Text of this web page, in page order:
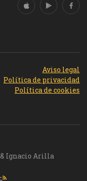
Aviso legal
Política de privacidad
Política de cookies
& Ignacio Arilla